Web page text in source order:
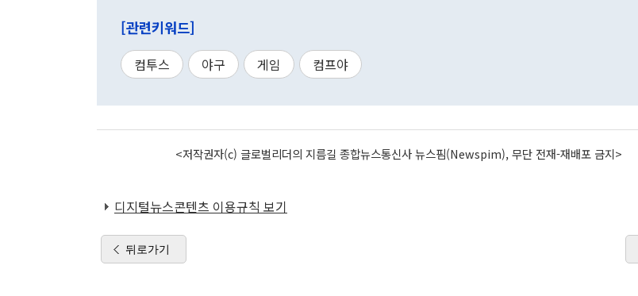
[관련키워드]
컴투스 야구 게임 컴프야
<저작권자(c) 글로벌리더의 지름길 종합뉴스통신사 뉴스핌(Newspim), 무단 전재-재배포 금지>
디지털뉴스콘텐츠 이용규칙 보기
뒤로가기